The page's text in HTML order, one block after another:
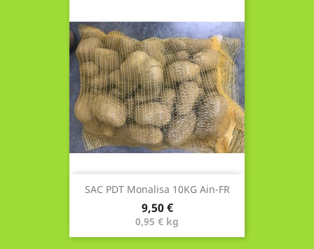
SAC PDT Monalisa 10KG Ain-FR
Prix
9,50 €
0,95 € kg